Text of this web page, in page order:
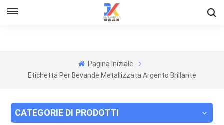
Pagina Iniziale
Etichetta Per Bevande Metallizzata Argento Brillante
CATEGORIE DI PRODOTTI